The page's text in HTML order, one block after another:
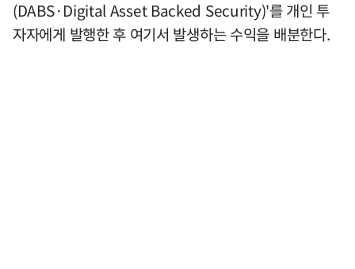
(DABS·Digital Asset Backed Security)'를 개인 투
자자에게 발행한 후 여기서 발생하는 수익을 배분한다.